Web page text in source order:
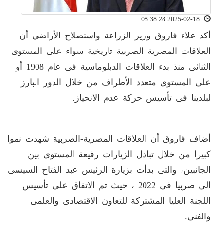
أكد علاء فاروق وزير الزراعة واستصلاح الأراضي أن
العلاقات المصرية الصربية تاريخية سواء على المستوى
الثنائى منذ بدء العلاقات الدبلوماسية فى عام 1908 أو
على المستوى متعدد الأطراف من خلال الدور البارز
لبلدينا فى تأسيس حركة عدم الانحياز .
أضاف فاروق أن العلاقات المصرية-الصربية شهدت نموا
كبيرا من خلال تبادل الزيارات رفيعة المستوى بين
الجانبين، والتى بدأت بزيارة الرئيس عبد الفتاح السيسى
الى صربيا فى 2022 ، حيث تم الاتفاق على تأسيس
اللجنة العليا المشتركة للتعاون الاقتصادى والعلمى
والفنى.